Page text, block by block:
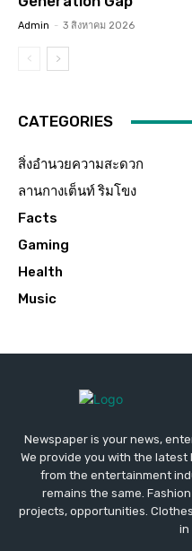
Admin - 3 สิงหาคม 2026
CATEGORIES
สิ่งอำนวยความสะดวก
ลานกางเต็นท์ ริมโขง
Facts
Gaming
Health
Music
Newspaper is your news,
We provide you with the
from the entertainment
remains the same.
projects, opportunities.
in